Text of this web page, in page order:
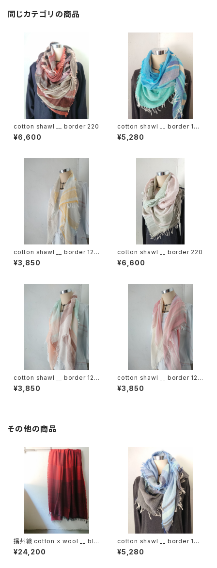
同じカテゴリの商品
cotton shawl __ border 220
¥6,600
cotton shawl __ border 160
海嶺w
¥5,280
cotton shawl __ border 120
蒲公英w
¥3,850
cotton shawl __ border 220
¥6,600
cotton shawl __ border 120
春麗w
¥3,850
cotton shawl __ border 120
桜花w
¥3,850
その他の商品
播州織 cotton × wool __ blo
ck 220-120 落陽GK
¥24,200
cotton shawl __ border 160
蒼昊w
¥5,280